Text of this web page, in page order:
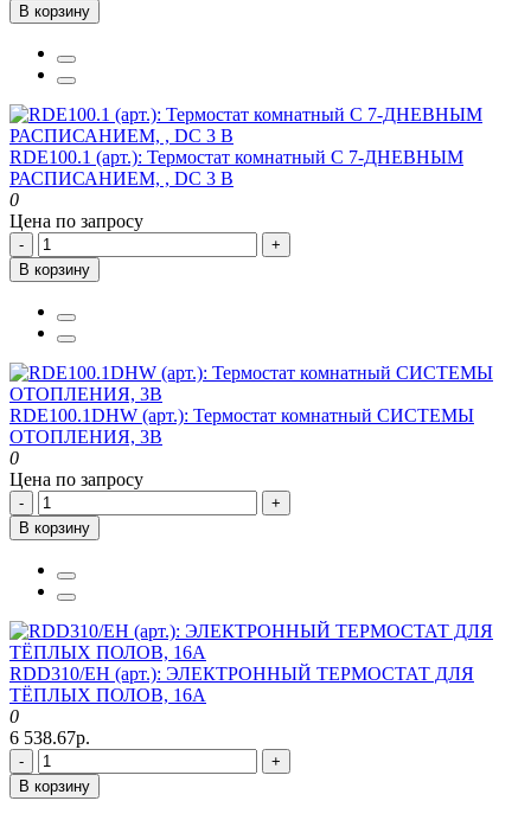
В корзину
RDE100.1 (арт.): Термостат комнатный С 7-ДНЕВНЫМ
РАСПИСАНИЕМ, , DC 3 В
0
Цена по запросу
-
+
В корзину
RDE100.1DHW (арт.): Термостат комнатный СИСТЕМЫ
ОТОПЛЕНИЯ, 3В
0
Цена по запросу
-
+
В корзину
RDD310/EH (арт.): ЭЛЕКТРОННЫЙ ТЕРМОСТАТ ДЛЯ
ТЁПЛЫХ ПОЛОВ, 16A
0
6 538.67р.
-
+
В корзину